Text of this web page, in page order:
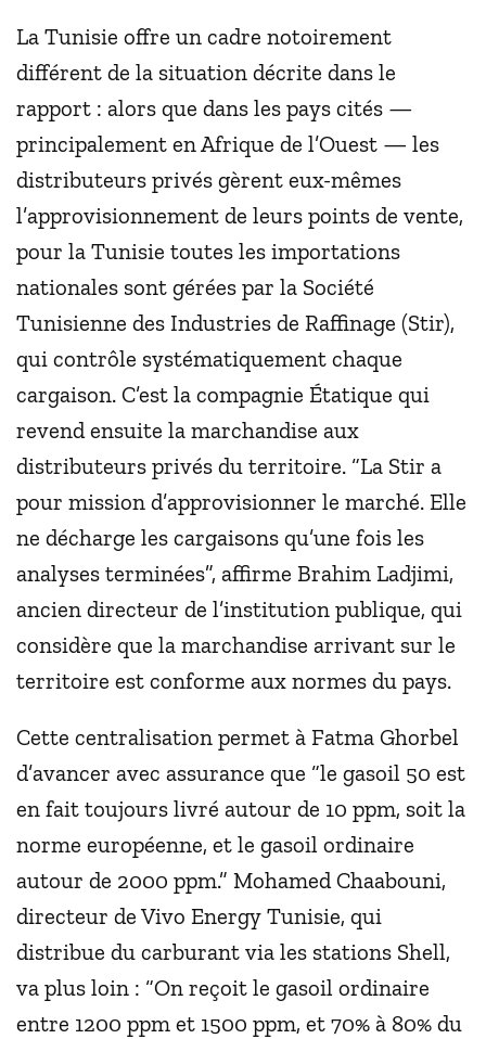
La Tunisie offre un cadre notoirement
différent de la situation décrite dans le
rapport : alors que dans les pays cités —
principalement en Afrique de l’Ouest — les
distributeurs privés gèrent eux-mêmes
l’approvisionnement de leurs points de vente,
pour la Tunisie toutes les importations
nationales sont gérées par la Société
Tunisienne des Industries de Raffinage (Stir),
qui contrôle systématiquement chaque
cargaison. C’est la compagnie Étatique qui
revend ensuite la marchandise aux
distributeurs privés du territoire. “La Stir a
pour mission d’approvisionner le marché. Elle
ne décharge les cargaisons qu’une fois les
analyses terminées”, affirme Brahim Ladjimi,
ancien directeur de l’institution publique, qui
considère que la marchandise arrivant sur le
territoire est conforme aux normes du pays.
Cette centralisation permet à Fatma Ghorbel
d’avancer avec assurance que “le gasoil 50 est
en fait toujours livré autour de 10 ppm, soit la
norme européenne, et le gasoil ordinaire
autour de 2000 ppm.” Mohamed Chaabouni,
directeur de Vivo Energy Tunisie, qui
distribue du carburant via les stations Shell,
va plus loin : “On reçoit le gasoil ordinaire
entre 1200 ppm et 1500 ppm, et 70% à 80% du